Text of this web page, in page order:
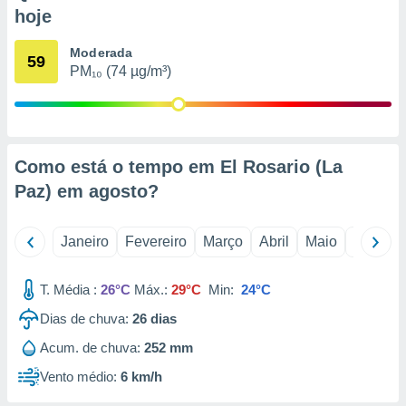
qual se
tal,
ou opor-
qualquer
de
ou aceder
num
para
hoje
59 Moderada
PM₁₀ (74 µg/m³)
Como está o tempo em El Rosario (La
Paz) em agosto?
Janeiro Fevereiro Março Abril Maio Junho
T. Média : 26°C Máx.: 29°C Min: 24°C
Dias de chuva: 26 dias
Acum. de chuva: 252 mm
Vento médio: 6 km/h